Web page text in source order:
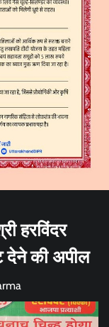
हरविंदर
देने की अपील